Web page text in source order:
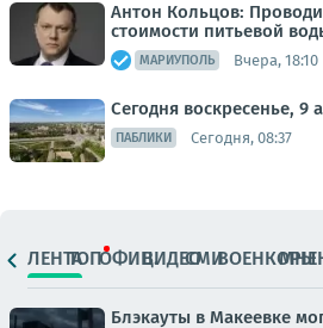
Антон Кольцов:
стоимости питьевой
МАРИУПОЛЬ Вчера, 18:10
Сегодня воскресенье, 9
ПАБЛИКИ Сегодня, 08:37
ЛЕНТАТОПОФИЦ.ВИДЕОСМИВОЕНКОРЫ
Блэкауты в Макеевке